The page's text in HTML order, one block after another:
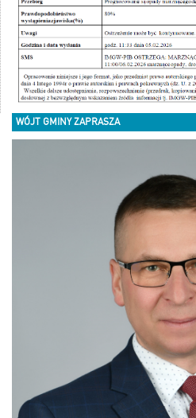
WÓJT GMINY ZAPRASZA